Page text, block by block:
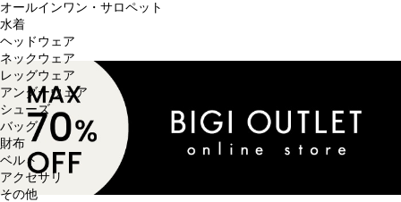
オールインワン・サロペット
水着
ヘッドウェア
ネックウェア
レッグウェア
アンダーウェア
シューズ
バッグ
財布
ベルト
アクセサリ
その他